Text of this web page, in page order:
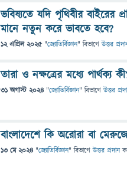
ভবিষ্যতে যদি পৃথিবীর বাইরের
মানে নতুন করে ভাবতে হবে?
12 এপ্রিল 2025 "জ্যোতির্বিজ্ঞান" বিভাগে উত্তর
তারা ও নক্ষত্রের মধ্যে পার্থক্য
31 অগাস্ট 2024 "জ্যোতির্বিজ্ঞান" বিভাগে উত্তর
বাংলাদেশে কি অরোরা বা
13 মে 2024 "জ্যোতির্বিজ্ঞান" বিভাগে উত্তর প্রদান